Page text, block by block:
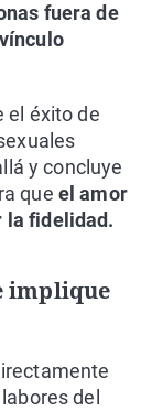
fuera de
el éxito de
y concluye
que el amor
la fidelidad.
implique
del